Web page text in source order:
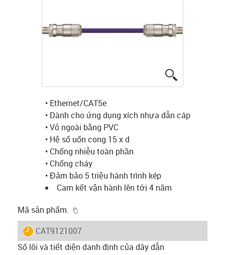
• Ethernet/CAT5e
• Dành cho ứng dụng xích nhựa dẫn cáp
• Vỏ ngoài bằng PVC
• Hệ số uốn cong 15 x d
• Chống nhiễu toàn phần
• Chống cháy
• Đảm bảo 5 triệu hành trình kép
Cam kết vận hành lên tới 4 năm
Mã sản phẩm.
igus-icon-lieferzeit
CAT9121007
Số lõi và tiết diện danh định của dây dẫn